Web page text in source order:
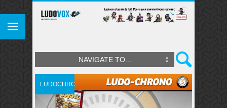
NAVIGATE TO...
LUDOCHRONO